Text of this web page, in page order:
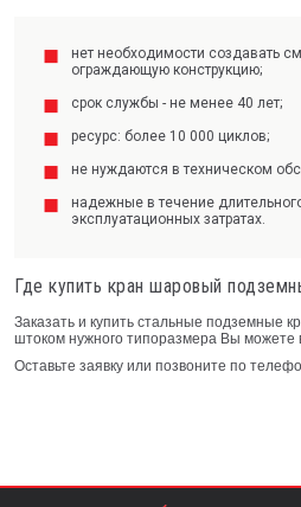
нет необходимости создавать
ограждающую конструкцию;
срок службы - не менее 40 лет;
ресурс: более 10 000 циклов;
не нуждаются в техническом
надежные в течение
эксплуатационных затратах.
Где купить кран шаровый
Заказать и купить стальные подземные
штоком нужного типоразмера Вы
Оставьте заявку или позвоните по